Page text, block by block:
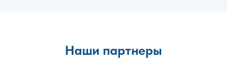
Наши партнеры